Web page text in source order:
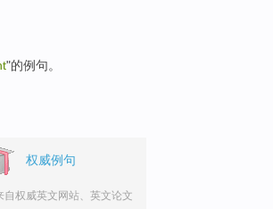
"的例句。
权威例句
自权威英文网站、英文论文